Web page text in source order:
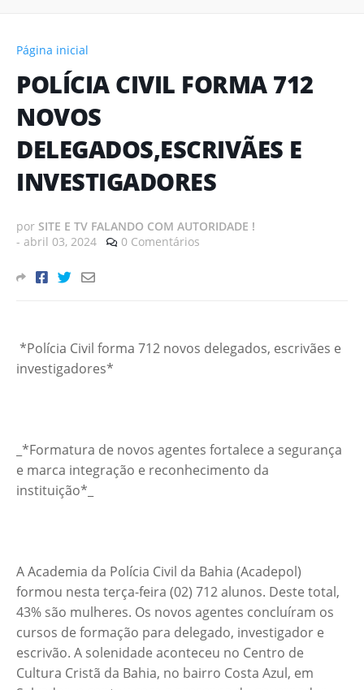
Página inicial
POLÍCIA CIVIL FORMA 712
NOVOS
DELEGADOS,ESCRIVÃES E
INVESTIGADORES
por SITE E TV FALANDO COM AUTORIDADE !
- abril 03, 2024 0 Comentários
*Polícia Civil forma 712 novos delegados, escrivães e
investigadores*
_*Formatura de novos agentes fortalece a segurança
e marca integração e reconhecimento da
instituição*_
A Academia da Polícia Civil da Bahia (Acadepol)
formou nesta terça-feira (02) 712 alunos. Deste total,
43% são mulheres. Os novos agentes concluíram os
cursos de formação para delegado, investigador e
escrivão. A solenidade aconteceu no Centro de
Cultura Cristã da Bahia, no bairro Costa Azul, em